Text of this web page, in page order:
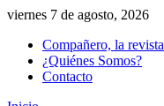
viernes 7 de agosto, 2026
Compañero, la revista
¿Quiénes Somos?
Contacto